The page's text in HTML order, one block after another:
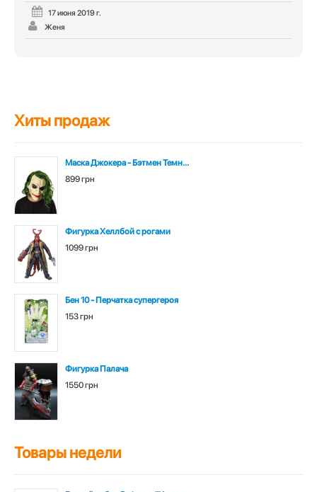
17 июня 2019 г.
Женя
Хиты продаж
Маска Джокера - Бэтмен Темн...
899 грн
Фигурка Хеллбой с рогами
1099 грн
Бен 10 - Перчатка супергероя
153 грн
Фигурка Палача
1550 грн
Товары недели